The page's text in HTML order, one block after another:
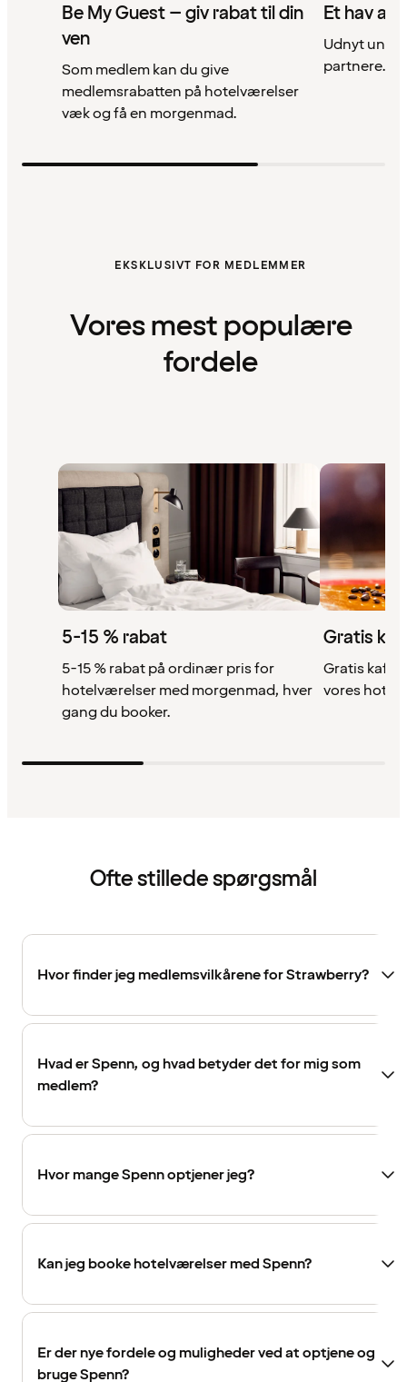
Be My Guest – giv rabat til din
ven
Som medlem kan du give
medlemsrabatten på hotelværelser
væk og få en morgenmad.
Et hav af
Udnyt
partnere.
EKSKLUSIVT FOR MEDLEMMER
Vores mest populære
fordele
5-15 % rabat
5-15 % rabat på ordinær pris for
hotelværelser med morgenmad, hver
gang du booker.
Gratis
Gratis
vores
Ofte stillede spørgsmål
Hvor finder jeg medlemsvilkårene for Strawberry?
Hvad er Spenn, og hvad betyder det for mig som
medlem?
Hvor mange Spenn optjener jeg?
Kan jeg booke hotelværelser med Spenn?
Er der nye fordele og muligheder ved at optjene og
bruge Spenn?